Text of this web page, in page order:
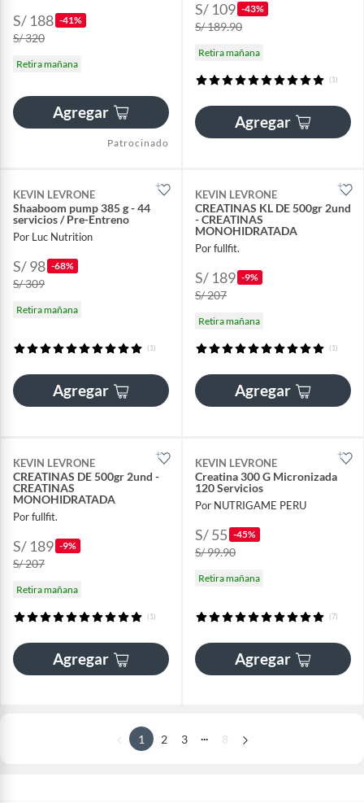
S/ 188 -41%
S/ 320
Retira mañana
Agregar
Patrocinado
S/ 109 -43%
S/ 189.90
Retira mañana
(1)
Agregar
KEVIN LEVRONE
Shaaboom pump 385 g - 44
servicios / Pre-Entreno
Por Luc Nutrition
S/ 98 -68%
S/ 309
Retira mañana
(1)
Agregar
KEVIN LEVRONE
CREATINAS KL DE 500gr 2und
- CREATINAS
MONOHIDRATADA
Por fullfit.
S/ 189 -9%
S/ 207
Retira mañana
(1)
Agregar
KEVIN LEVRONE
CREATINAS DE 500gr 2und -
CREATINAS
MONOHIDRATADA
Por fullfit.
S/ 189 -9%
S/ 207
Retira mañana
(1)
Agregar
KEVIN LEVRONE
Creatina 300 G Micronizada
120 Servicios
Por NUTRIGAME PERU
S/ 55 -45%
S/ 99.90
Retira mañana
(7)
Agregar
1 2 3 ... 8